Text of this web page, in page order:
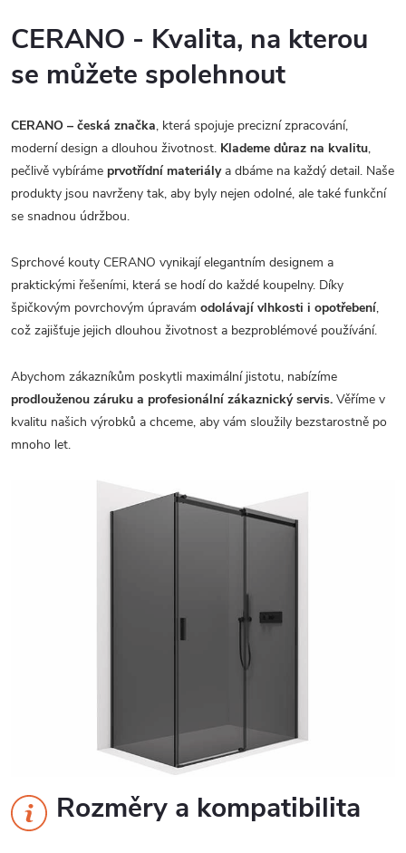
CERANO - Kvalita, na kterou
se můžete spolehnout
CERANO – česká značka, která spojuje precizní zpracování,
moderní design a dlouhou životnost. Klademe důraz na kvalitu,
pečlivě vybíráme prvotřídní materiálya dbáme na každý detail. Naše
produkty jsou navrženy tak, aby byly nejen odolné, ale také funkční
se snadnou údržbou.
Sprchové kouty CERANO vynikají elegantním designem a
praktickými řešeními, která se hodí do každé koupelny. Díky
špičkovým povrchovým úpravám odolávají vlhkosti i opotřebení,
což zajišťuje jejich dlouhou životnost a bezproblémové používání.
Abychom zákazníkům poskytli maximální jistotu, nabízíme
prodlouženou záruku a profesionální zákaznický servis. Věříme v
kvalitu našich výrobků a chceme, aby vám sloužily bezstarostně po
mnoho let.
Rozměry a kompatibilita